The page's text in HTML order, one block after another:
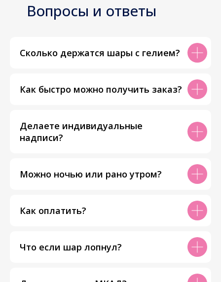
Вопросы и ответы
Сколько держатся шары с гелием?
Как быстро можно получить заказ?
Делаете индивидуальные
надписи?
Можно ночью или рано утром?
Как оплатить?
Что если шар лопнул?